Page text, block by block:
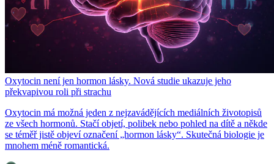
Oxytocin není jen hormon lásky. Nová studie ukazuje jeho
překvapivou roli při strachu
Oxytocin má možná jeden z nejzavádějících mediálních životopisů
ze všech hormonů. Stačí objetí, polibek nebo pohled na dítě a někde
se téměř jistě objeví označení „hormon lásky“. Skutečná biologie je
mnohem méně romantická.